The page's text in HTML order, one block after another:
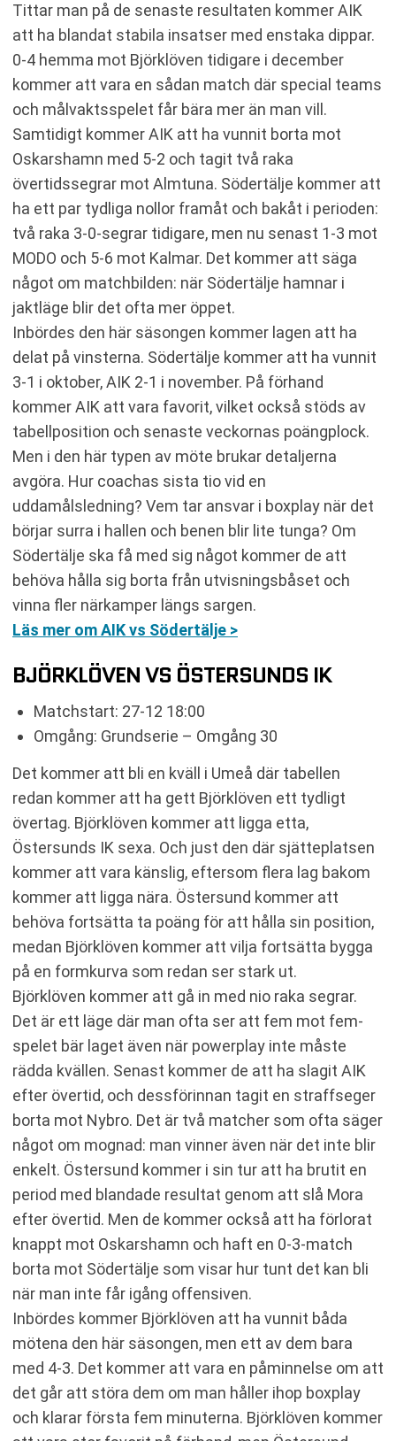
Tittar man på de senaste resultaten kommer AIK
att ha blandat stabila insatser med enstaka dippar.
0-4 hemma mot Björklöven tidigare i december
kommer att vara en sådan match där special teams
och målvaktsspelet får bära mer än man vill.
Samtidigt kommer AIK att ha vunnit borta mot
Oskarshamn med 5-2 och tagit två raka
övertidssegrar mot Almtuna. Södertälje kommer att
ha ett par tydliga nollor framåt och bakåt i perioden:
två raka 3-0-segrar tidigare, men nu senast 1-3 mot
MODO och 5-6 mot Kalmar. Det kommer att säga
något om matchbilden: när Södertälje hamnar i
jaktläge blir det ofta mer öppet.
Inbördes den här säsongen kommer lagen att ha
delat på vinsterna. Södertälje kommer att ha vunnit
3-1 i oktober, AIK 2-1 i november. På förhand
kommer AIK att vara favorit, vilket också stöds av
tabellposition och senaste veckornas poängplock.
Men i den här typen av möte brukar detaljerna
avgöra. Hur coachas sista tio vid en
uddamålsledning? Vem tar ansvar i boxplay när det
börjar surra i hallen och benen blir lite tunga? Om
Södertälje ska få med sig något kommer de att
behöva hålla sig borta från utvisningsbåset och
vinna fler närkamper längs sargen.
Läs mer om AIK vs Södertälje >
BJÖRKLÖVEN VS ÖSTERSUNDS IK
Matchstart: 27-12 18:00
Omgång: Grundserie – Omgång 30
Det kommer att bli en kväll i Umeå där tabellen
redan kommer att ha gett Björklöven ett tydligt
övertag. Björklöven kommer att ligga etta,
Östersunds IK sexa. Och just den där sjätteplatsen
kommer att vara känslig, eftersom flera lag bakom
kommer att ligga nära. Östersund kommer att
behöva fortsätta ta poäng för att hålla sin position,
medan Björklöven kommer att vilja fortsätta bygga
på en formkurva som redan ser stark ut.
Björklöven kommer att gå in med nio raka segrar.
Det är ett läge där man ofta ser att fem mot fem-
spelet bär laget även när powerplay inte måste
rädda kvällen. Senast kommer de att ha slagit AIK
efter övertid, och dessförinnan tagit en straffseger
borta mot Nybro. Det är två matcher som ofta säger
något om mognad: man vinner även när det inte blir
enkelt. Östersund kommer i sin tur att ha brutit en
period med blandade resultat genom att slå Mora
efter övertid. Men de kommer också att ha förlorat
knappt mot Oskarshamn och haft en 0-3-match
borta mot Södertälje som visar hur tunt det kan bli
när man inte får igång offensiven.
Inbördes kommer Björklöven att ha vunnit båda
mötena den här säsongen, men ett av dem bara
med 4-3. Det kommer att vara en påminnelse om att
det går att störa dem om man håller ihop boxplay
och klarar första fem minuterna. Björklöven kommer